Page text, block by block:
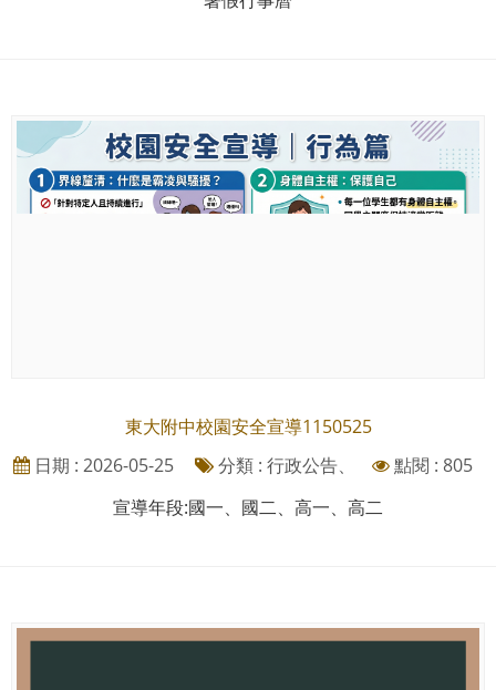
東大附中校園安全宣導1150525
日期 : 2026-05-25
分類 : 行政公告、
點閱 : 805
宣導年段:國一、國二、高一、高二